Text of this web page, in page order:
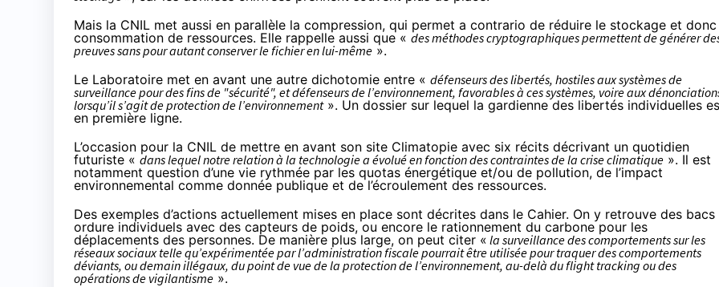
Mais la CNIL met aussi en parallèle la compression, qui permet a contrario de réduire le stockage et donc
consommation de ressources. Elle rappelle aussi que « des méthodes cryptographiques permettent de générer
preuves sans pour autant conserver le fichier en lui-même ».
Le Laboratoire met en avant une autre dichotomie entre « défenseurs des libertés, hostiles aux systèmes de
surveillance pour des fins de "sécurité", et défenseurs de l’environnement, favorables à ces systèmes, voire aux
lorsqu’il s’agit de protection de l’environnement». Un dossier sur lequel la gardienne des libertés individuelles
en première ligne.
L’occasion pour la CNIL de mettre en avant son site Climatopie avec six récits décrivant un quotidien
futuriste « dans lequel notre relation à la technologie a évolué en fonction des contraintes de la crise climatique ». Il est
notamment question d’une vie rythmée par les quotas énergétique et/ou de pollution, de l’impact
environnemental comme donnée publique et de l’écroulement des ressources.
Des exemples d’actions actuellement mises en place sont décrites dans le Cahier. On y retrouve des bacs
ordure individuels avec des capteurs de poids, ou encore le rationnement du carbone pour les
déplacements des personnes. De manière plus large, on peut citer « la surveillance des comportements sur les
réseaux sociaux telle qu’expérimentée par l’administration fiscale pourrait être utilisée pour traquer des comportements
déviants, ou demain illégaux, du point de vue de la protection de l’environnement, au-delà du flight tracking ou des
opérations de vigilantisme ».